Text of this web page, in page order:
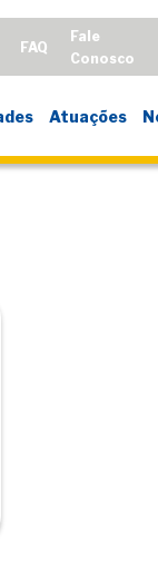
FAQ
Fale
Conosco
Atuações